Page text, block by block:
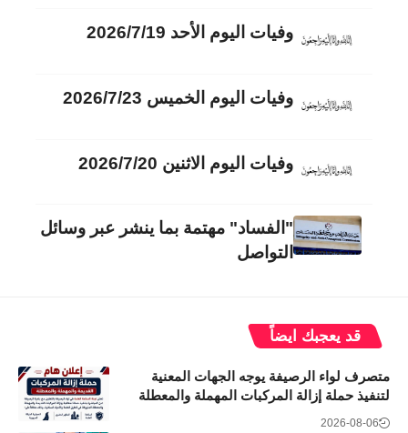
وفيات اليوم الأحد 2026/7/19
وفيات اليوم الخميس 2026/7/23
وفيات اليوم الاثنين 2026/7/20
"الفساد" مهتمة بما ينشر عبر وسائل
التواصل
قد يعجبك ايضاً
متصرف لواء الرصيفة يوجه الجهات المعنية
لتنفيذ حملة إزالة المركبات المهملة والمعطلة
2026-08-06